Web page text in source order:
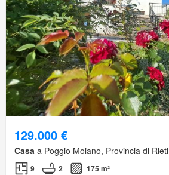
129.000 €
Casa a Poggio Moiano, Provincia di Rieti
9 2 175 m²